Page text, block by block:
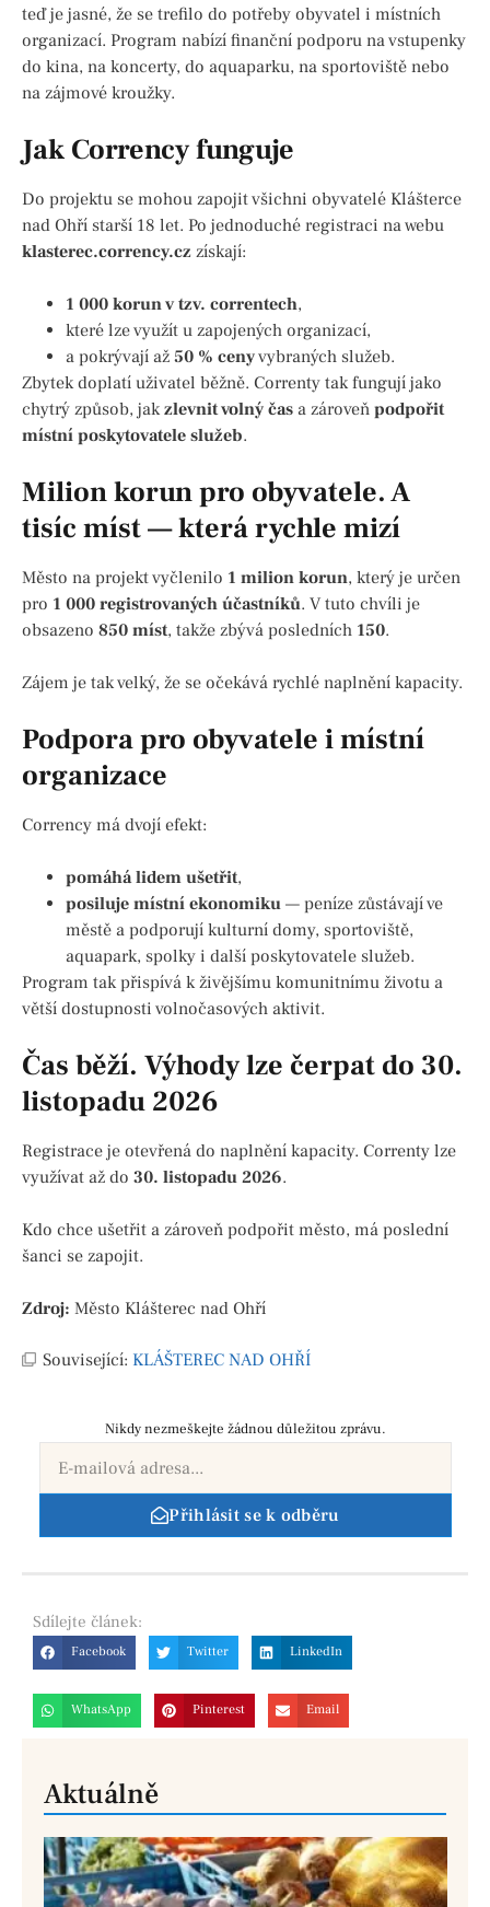
teď je jasné, že se trefilo do potřeby obyvatel i místních
organizací. Program nabízí finanční podporu na vstupenky
do kina, na koncerty, do aquaparku, na sportoviště nebo
na zájmové kroužky.
Jak Corrency funguje
Do projektu se mohou zapojit všichni obyvatelé Klášterce
nad Ohří starší 18 let. Po jednoduché registraci na webu
klasterec.corrency.cz získají:
1 000 korun v tzv. correntech,
které lze využít u zapojených organizací,
a pokrývají až 50 % cenyvybraných služeb.
Zbytek doplatí uživatel běžně. Correnty tak fungují jako
chytrý způsob, jakzlevnit volný čas a zároveň podpořit
místní poskytovatele služeb.
Milion korun pro obyvatele. A
tisíc míst — která rychle mizí
Město na projekt vyčlenilo 1 milion korun, který je určen
pro 1 000 registrovaných účastníků. V tuto chvíli je
obsazeno 850 míst, takže zbývá posledních 150.
Zájem je tak velký, že se očekává rychlé naplnění kapacity.
Podpora pro obyvatele i místní
organizace
Corrency má dvojí efekt:
pomáhá lidem ušetřit,
posiluje místní ekonomiku — peníze zůstávají ve
městě a podporují kulturní domy, sportoviště,
aquapark, spolky i další poskytovatele služeb.
Program tak přispívá k živějšímu komunitnímu životu a
větší dostupnosti volnočasových aktivit.
Čas běží. Výhody lze čerpat do 30.
listopadu 2026
Registrace je otevřená do naplnění kapacity. Correnty lze
využívat až do 30. listopadu 2026.
Kdo chce ušetřit a zároveň podpořit město, má poslední
šanci se zapojit.
Zdroj: Město Klášterec nad Ohří
Související: KLÁŠTEREC NAD OHŘÍ
Nikdy nezmeškejte žádnou důležitou zprávu.
Přihlásit se k odběru
Sdílejte článek:
Facebook Twitter LinkedIn
WhatsApp Pinterest Email
Aktuálně